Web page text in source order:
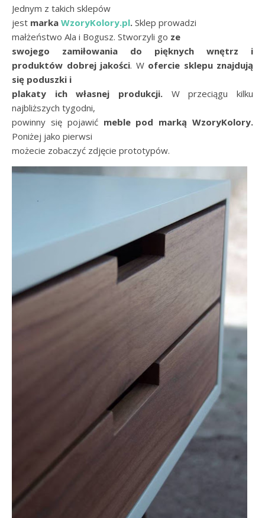
Jednym z takich sklepów
jest marka WzoryKolory.pl. Sklep prowadzi
małżeństwo Ala i Bogusz. Stworzyli go ze
swojego zamiłowania do pięknych wnętrz i
produktów dobrej jakości. W ofercie sklepu znajdują
się poduszki i
plakaty ich własnej produkcji. W przeciągu kilku
najbliższych tygodni,
powinny się pojawić meble pod marką WzoryKolory.
Poniżej jako pierwsi
możecie zobaczyć zdjęcie prototypów.